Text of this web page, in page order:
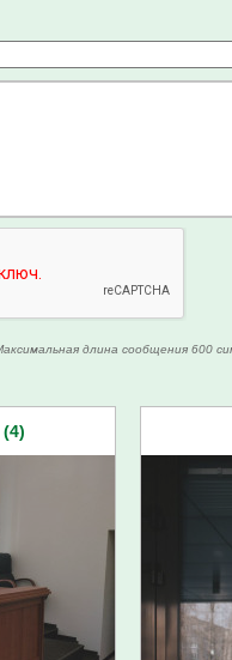
длина сообщения 600